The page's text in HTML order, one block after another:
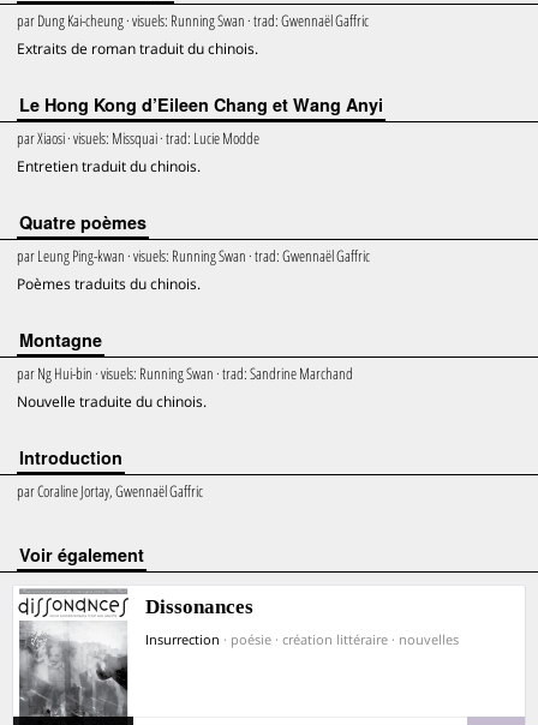
parDung Kai-cheung· visuels: Running Swan · trad:Gwennaël Gaffric
Extraits de roman traduit du chinois.
Le Hong Kong d’Eileen Chang et Wang Anyi
parXiaosi· visuels: Missquai· trad: Lucie Modde
Entretien traduit du chinois.
Quatre poèmes
parLeung Ping-kwan · visuels: Running Swan · trad:Gwennaël Gaffric
Poèmes traduits du chinois.
Montagne
parNg Hui-bin · visuels: Running Swan · trad:Sandrine Marchand
Nouvelle traduite du chinois.
Introduction
parCoraline Jortay, Gwennaël Gaffric
voir également
Dissonances
Insurrection · poésie · création littéraire · nouvelles